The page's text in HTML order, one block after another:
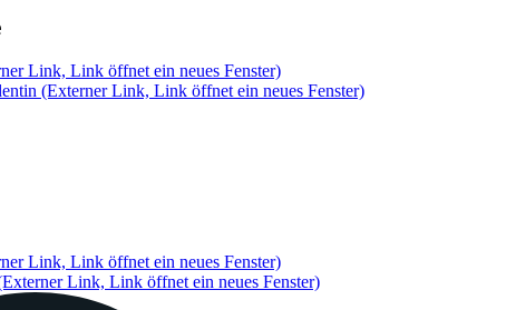
Link, Link öffnet ein neues Fenster)
(Externer Link, Link öffnet ein neues Fenster)
Link, Link öffnet ein neues Fenster)
Link, Link öffnet ein neues Fenster)